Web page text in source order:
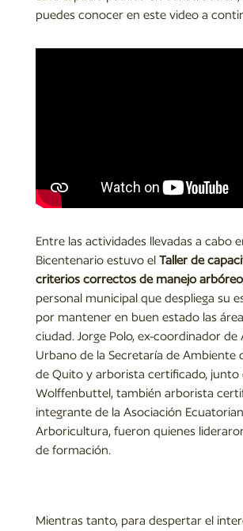
puedes conocer en este video a
Entre las actividades llevadas a cabo
Bicentenario estuvo el Taller de
criterios correctos de manejo arbóreo
personal municipal que despliega su
por mantener en buen estado las
ciudad. Jorge Polo, ex-coordinador de
Urbano de la Secretaría de Ambiente
de Quito y arborista certificado, junto
Wolffenbuttel, también arborista
integrante de la Asociación
Arboricultura, fueron quienes
de formación.
Mientras tanto, para despertar el